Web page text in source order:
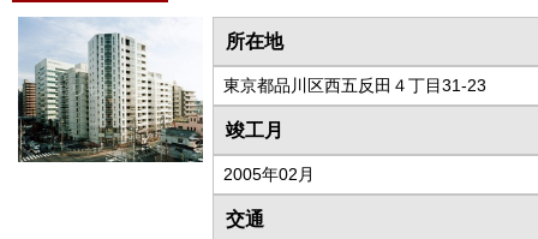
所在地
東京都品川区西五反田４丁目31-23
竣工月
2005年02月
交通